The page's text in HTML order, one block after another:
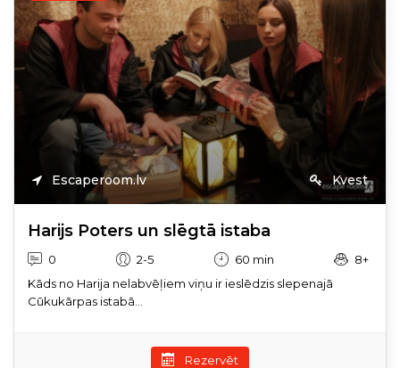
Escaperoom.lv Kvest
Harijs Poters un slēgtā istaba
0 2-5 60 min
8+
Kāds no Harija nelabvēļiem viņu ir ieslēdzis slepenajā
Cūkukārpas istabā...
Rezervēt